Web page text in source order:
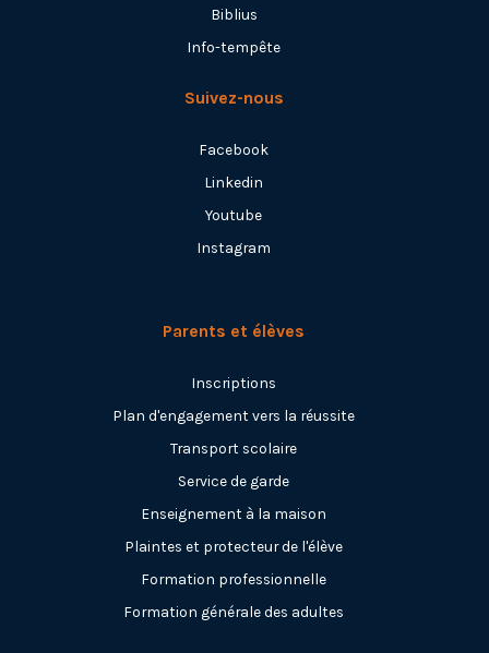
Biblius
Info-tempête
Suivez-nous
Facebook
Linkedin
Youtube
Instagram
Parents et élèves
Inscriptions
Plan d'engagement vers la réussite
Transport scolaire
Service de garde
Enseignement à la maison
Plaintes et protecteur de l'élève
Formation professionnelle
Formation générale des adultes